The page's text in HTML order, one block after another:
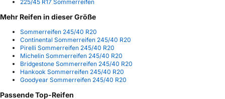
225/45 R17 Sommerreifen
Mehr Reifen in dieser Größe
Sommerreifen 245/40 R20
Continental Sommerreifen 245/40 R20
Pirelli Sommerreifen 245/40 R20
Michelin Sommerreifen 245/40 R20
Bridgestone Sommerreifen 245/40 R20
Hankook Sommerreifen 245/40 R20
Goodyear Sommerreifen 245/40 R20
Passende Top-Reifen